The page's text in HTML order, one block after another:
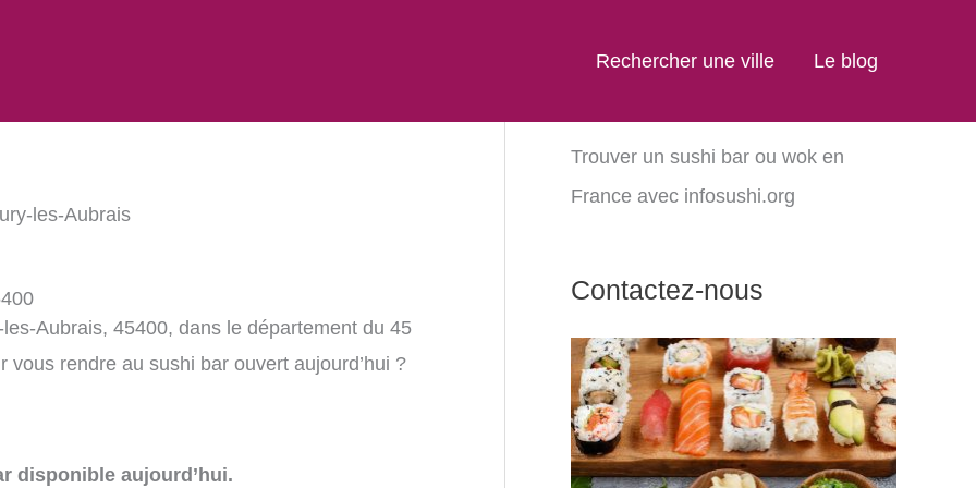
Rechercher une ville Le blog
les-Aubrais
Aubrais, 45400, dans le département du 45
rendre au sushi bar ouvert aujourd’hui ?
disponible aujourd’hui.
Trouver un sushi bar ou wok en
France avec infosushi.org
Contactez-nous